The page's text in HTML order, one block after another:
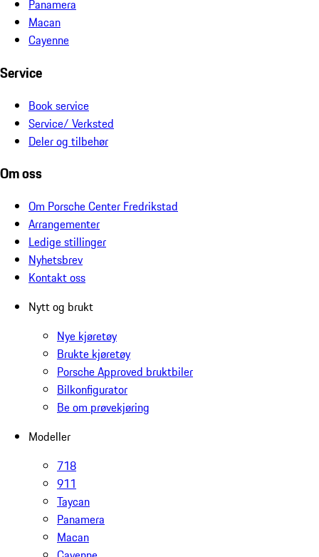
Panamera
Macan
Cayenne
Service
Book service
Service/ Verksted
Deler og tilbehør
Om oss
Om Porsche Center Fredrikstad
Arrangementer
Ledige stillinger
Nyhetsbrev
Kontakt oss
Nytt og brukt
Nye kjøretøy
Brukte kjøretøy
Porsche Approved bruktbiler
Bilkonfigurator
Be om prøvekjøring
Modeller
718
911
Taycan
Panamera
Macan